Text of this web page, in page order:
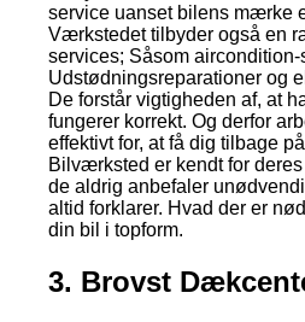
service uanset bilens mærke
Værkstedet tilbyder også en
services; Såsom aircondition-
Udstødningsreparationer og
De forstår vigtigheden af, at
fungerer korrekt. Og derfor
effektivt for, at få dig tilbage
Bilværksted er kendt for
de aldrig anbefaler
altid forklarer. Hvad der er
din bil i topform.
3. Brovst